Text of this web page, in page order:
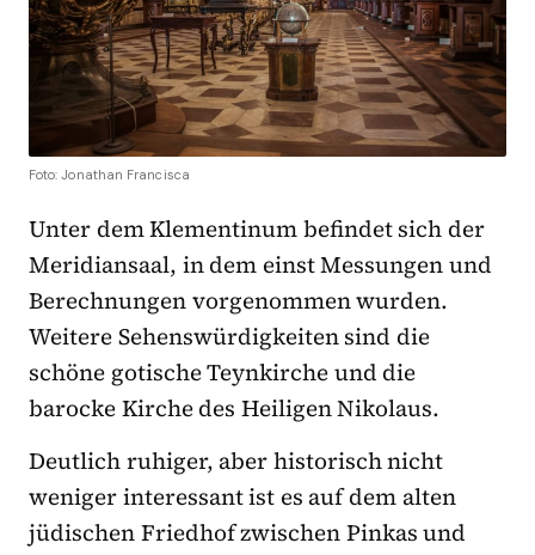
Foto: Jonathan Francisca
Unter dem Klementinum befindet sich der
Meridiansaal, in dem einst Messungen und
Berechnungen vorgenommen wurden.
Weitere Sehenswürdigkeiten sind die
schöne gotische Teynkirche und die
barocke Kirche des Heiligen Nikolaus.
Deutlich ruhiger, aber historisch nicht
weniger interessant ist es auf dem alten
jüdischen Friedhof zwischen Pinkas und